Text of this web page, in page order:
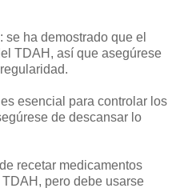
ha demostrado que el
TDAH, así que asegúrese
esencial para controlar los
de descansar lo
recetar medicamentos
pero debe usarse